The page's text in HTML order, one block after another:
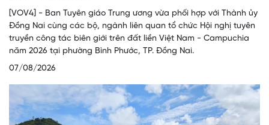
[VOV4] - Ban Tuyên giáo Trung ương vừa phối hợp với Thành ủy
Đồng Nai cùng các bộ, ngành liên quan tổ chức Hội nghị tuyên
truyền công tác biên giới trên đất liền Việt Nam - Campuchia
năm 2026 tại phường Bình Phước, TP. Đồng Nai.
07/08/2026